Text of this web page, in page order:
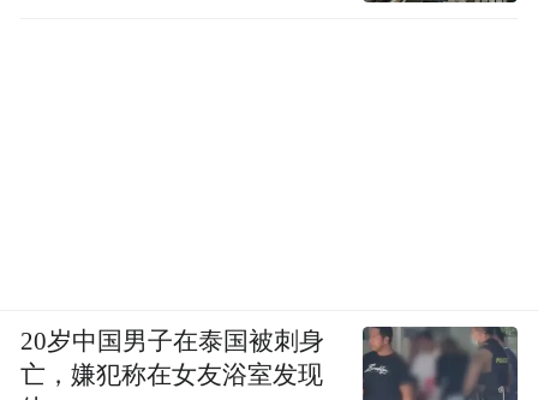
20岁中国男子在泰国被刺身
亡，嫌犯称在女友浴室发现